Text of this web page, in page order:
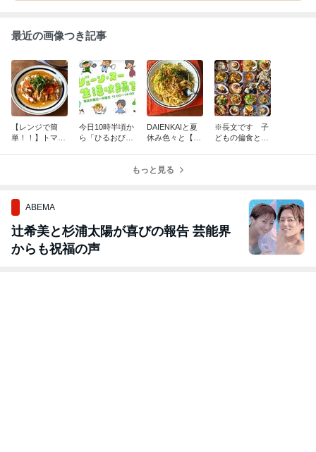
最近の画像つき記事
【レンジで簡
単！！】トマト
今日10時半頃か
ら「ひるおび」
DAIENKAIと夏
休み色々と【包
スタ
※長文です 子
どもの偏食とか
もっと見る
ABEMA
辻希美と杉浦太陽が喜びの報告 芸能界
からも祝福の声